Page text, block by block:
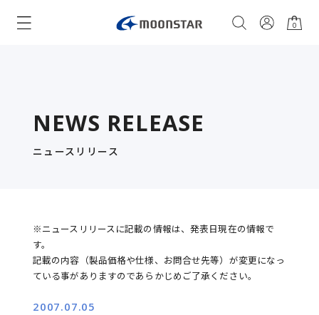
0
NEWS RELEASE
ニュースリリース
※ニュースリリースに記載の情報は、発表日現在の情報で
す。
記載の内容（製品価格や仕様、お問合せ先等）が変更になっ
ている事がありますのであらかじめご了承ください。
2007.07.05